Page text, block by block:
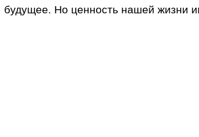
будущее. Но ценность нашей жизни